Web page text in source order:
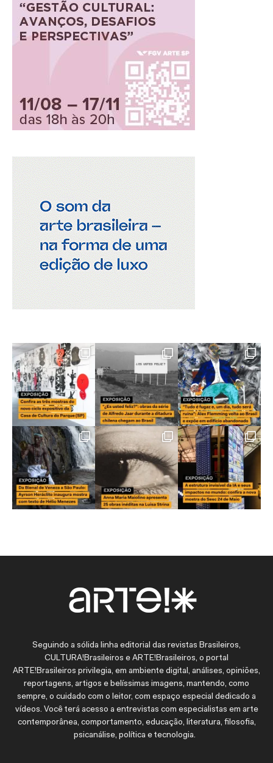
Seguindo a sólida linha editorial das revistas Brasileiros,
CULTURA!Brasileiros e ARTE!Brasileiros, o portal
ARTE!Brasileiros privilegia, em ambiente digital, análises, opiniões,
reportagens, artigos e belíssimas imagens, mantendo, como
sempre, o cuidado com o leitor, com espaço especial dedicado a
vídeos. Você terá acesso a entrevistas com especialistas em arte
contemporânea, comportamento, educação, literatura, filosofia,
psicanálise, política e tecnologia.